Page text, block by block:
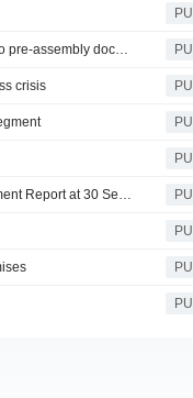
PU
Aeffe S p A : Notice of publication of clarifications relating to pre-assembly documentation PU
crisis PU
PU
PU
Aeffe S p A : Posponement of publication Interim Management Report at 30 September 2025 PU
PU
PU
PU